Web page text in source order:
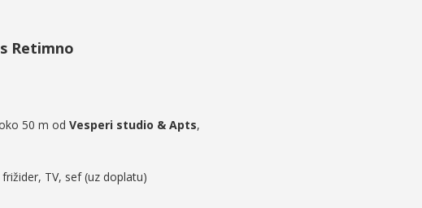
Retimno
50 m od Vesperi studio & Apts,
TV, sef (uz doplatu)